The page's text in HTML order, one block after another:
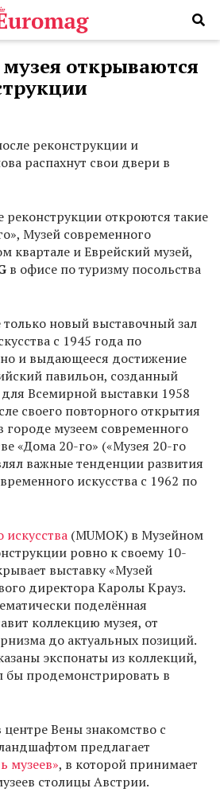
открываются
реконструкции и
распахнут свои двери в
реконструкции откроются такие
Музей современного
квартале и Еврейский музей,
в офисе по туризму посольства
только новый выставочный зал
с 1945 года по
и выдающееся достижение
павильон, созданный
Всемирной выставки 1958
своего повторного открытия
музеем современного
«Дома 20-го» («Музея 20-го
важные тенденции развития
искусства с 1962 по
(MUMOK) в Музейном
ровно к своему 10-
выставку «Музей
директора Каролы Крауз.
поделённая
коллекцию музея, от
до актуальных позиций.
экспонаты из коллекций,
бы продемонстрировать в
центре Вены знакомство с
предлагает
музеев», в которой принимает
столицы Австрии.